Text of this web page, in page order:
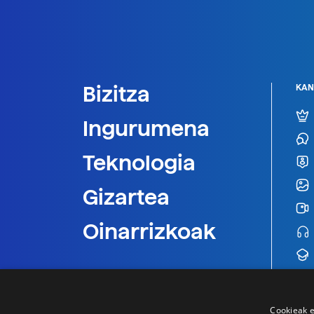
Bizitza
Ingurumena
Teknologia
Gizartea
Oinarrizkoak
Cookieak